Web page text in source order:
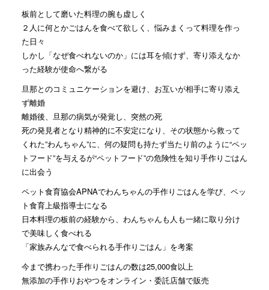
板前として磨いた料理の腕も虚しく
２人に何とかごはんを食べて欲しく、悩みまくって料理を作っ
た日々
しかし「なぜ食べれないのか」には耳を傾けず、寄り添えなか
った経験が使命へ繋がる
旦那とのコミュニケーションを避け、お互いが相手に寄り添え
ず離婚
離婚後、旦那の病気が発覚し、突然の死
死の発見者となり精神的に不安定になり、その状態から救って
くれた”わんちゃん”に、何の疑問も持たず当たり前のように“ペッ
トフード”を与えるが“ペットフード”の危険性を知り手作りごはん
に出会う
ペット食育協会APNAでわんちゃんの手作りごはんを学び、ペッ
ト食育上級指導士になる
日本料理の板前の経験から、わんちゃんも人も一緒に取り分け
で美味しく食べれる
「家族みんなで食べられる手作りごはん」を考案
今まで携わった手作りごはんの数は25,000食以上
無添加の手作りおやつをオンライン・委託店舗で販売